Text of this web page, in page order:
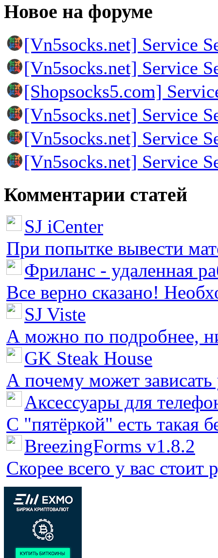
Новое на форуме
[Vn5socks.net] Service
[Vn5socks.net] Service
[Shopsocks5.com]
[Vn5socks.net] Service
[Vn5socks.net] Service
[Vn5socks.net] Service
Комментарии статей
SJ iCenter
При попытке вывести
Фриланс - удаленная
Все верно сказано!
SJ Viste
А можно по подробнее,
GK Steak House
А почему может зависать
Аксессуары для
С "пятёркой" есть такая
BreezingForms v1.8.2
Скорее всего у вас стоит